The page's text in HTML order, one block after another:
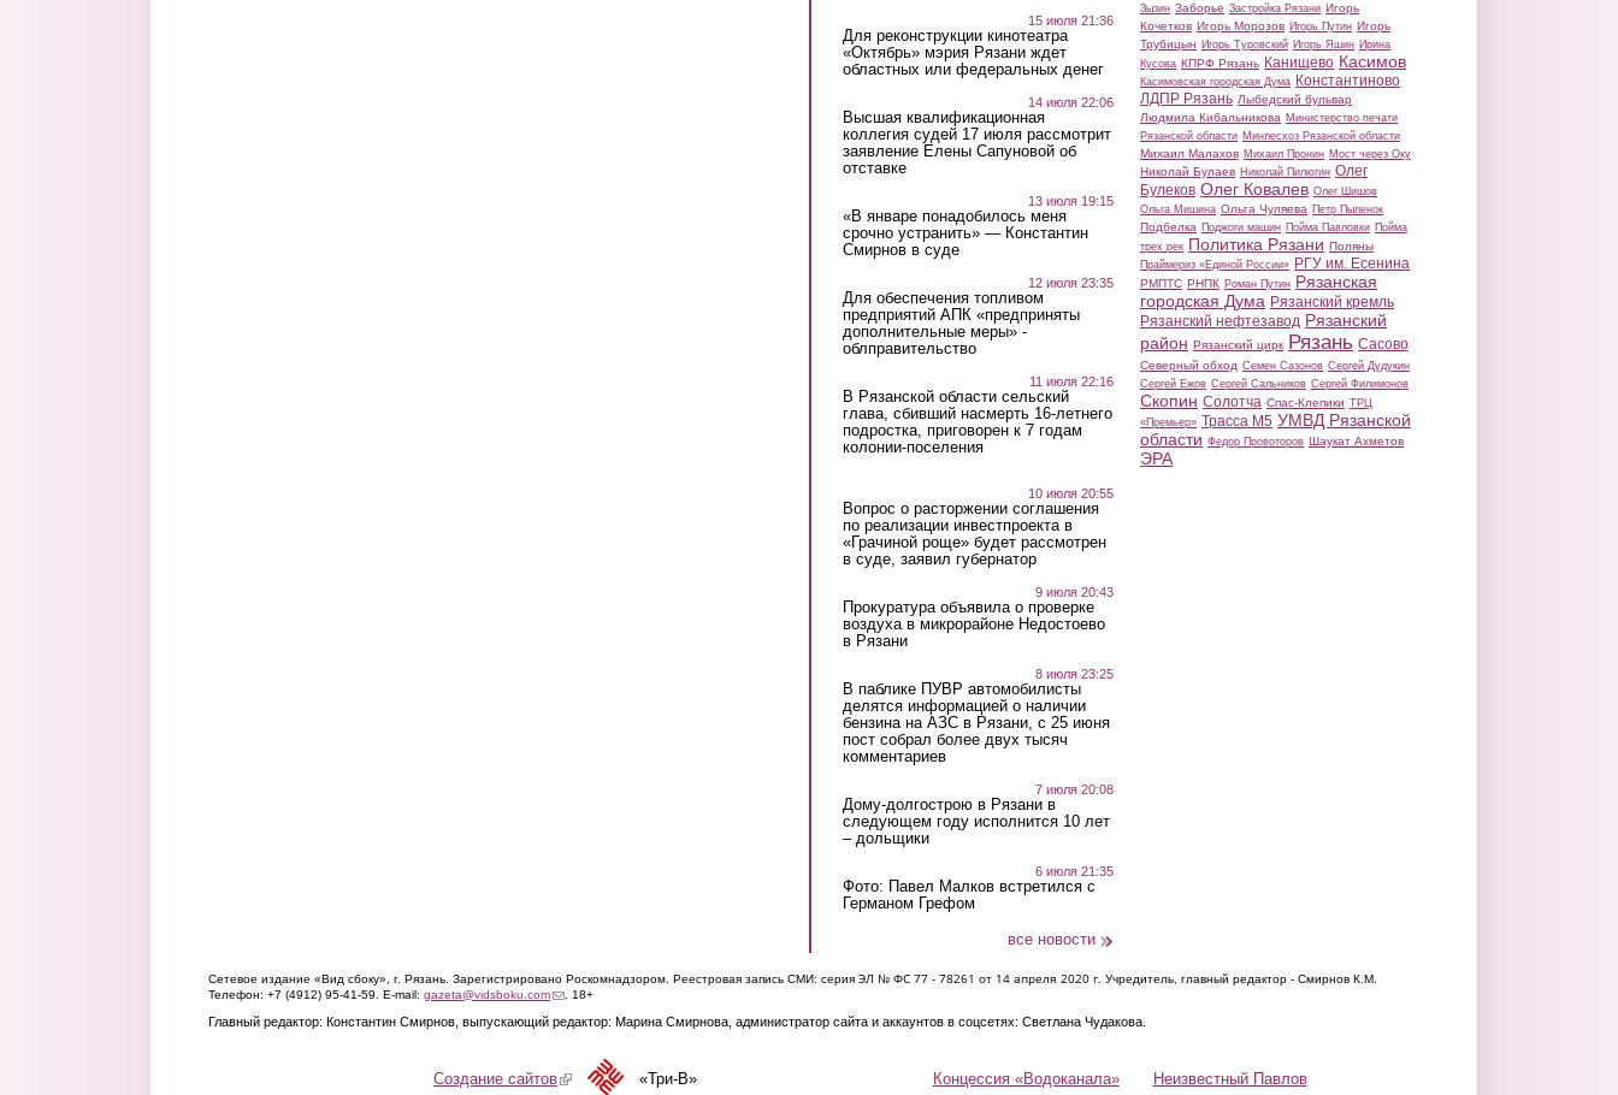
15 июля 21:36
Для реконструкции кинотеатра
«Октябрь» мэрия Рязани ждет
областных или федеральных денег
14 июля 22:06
Высшая квалификационная
коллегия судей 17 июля рассмотрит
заявление Елены Сапуновой об
отставке
13 июля 19:15
«В январе понадобилось меня
срочно устранить» — Константин
Смирнов в суде
12 июля 23:35
Для обеспечения топливом
предприятий АПК «предприняты
дополнительные меры» -
облправительство
11 июля 22:16
В Рязанской области сельский
глава, сбивший насмерть 16-летнего
подростка, приговорен к 7 годам
колонии-поселения
10 июля 20:55
Вопрос о расторжении соглашения
по реализации инвестпроекта в
«Грачиной роще» будет рассмотрен
в суде, заявил губернатор
9 июля 20:43
Прокуратура объявила о проверке
воздуха в микрорайоне Недостоево
в Рязани
8 июля 23:25
В паблике ПУВР автомобилисты
делятся информацией о наличии
бензина на АЗС в Рязани, с 25 июня
пост собрал более двух тысяч
комментариев
7 июля 20:08
Дому-долгострою в Рязани в
следующем году исполнится 10 лет
– дольщики
6 июля 21:35
Фото: Павел Малков встретился с
Германом Грефом
все новости
Зызин Заборье Застройка Рязани Игорь
Кочетков Игорь Морозов Игорь Путин Игорь
Трубицын Игорь Туровский Игорь Яшин Ирина
Кусова КПРФ Рязань Канищево Касимов
Касимовская городская Дума Константиново
ЛДПР Рязань Лыбедский бульвар
Людмила Кибальникова Министерство печати
Рязанской области Минлесхоз Рязанской области
Михаил Малахов Михаил Пронин Мост через Оку
Николай Булаев Николай Пилюгин Олег
Булеков Олег Ковалев Олег Шишов
Ольга Мишина Ольга Чуляева Петр Пыленок
Подбелка Поджоги машин Пойма Павловки Пойма
трех рек Политика Рязани Поляны
Праймериз «Единой России» РГУ им. Есенина
РМПТС РНПК Роман Путин Рязанская
городская Дума Рязанский кремль
Рязанский нефтезавод Рязанский
район Рязанский цирк Рязань Сасово
Северный обход Семен Сазонов Сергей Дудукин
Сергей Ежов Сергей Сальников Сергей Филимонов
Скопин Солотча Спас-Клепики ТРЦ
«Премьер» Трасса М5 УМВД Рязанской
области Федор Провоторов Шаукат Ахметов
ЭРА
Сетевое издание «Вид сбоку», г. Рязань. Зарегистрировано Роскомнадзором. Реестровая запись СМИ: серия ЭЛ № ФС 77 - 78261 от 14 апреля 2020 г. Учредитель, главный редактор - Смирнов К.М.
Телефон: +7 (4912) 95-41-59. E-mail: gazeta@vidsboku.com(link sends e-mail)
. 18+
Главный редактор: Константин Смирнов, выпускающий редактор: Марина Смирнова, администратор сайта и аккаунтов в соцсетях: Светлана Чудакова.
Концессия «Водоканала» Неизвестный Павлов
Создание сайтов(link is external)«Три-В»